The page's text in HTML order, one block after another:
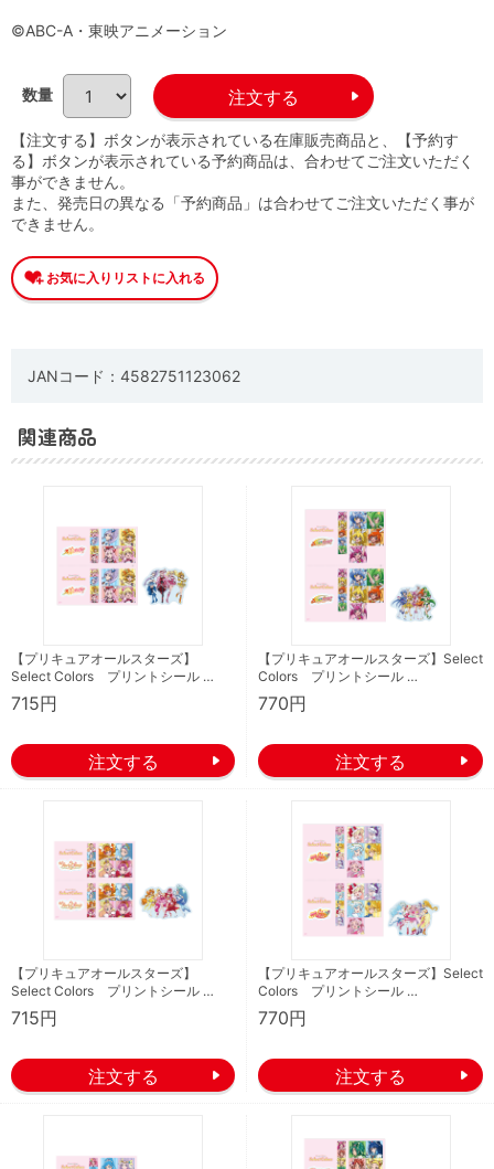
©ABC-A・東映アニメーション
数量
【注文する】ボタンが表示されている在庫販売商品と、【予約す
る】ボタンが表示されている予約商品は、合わせてご注文いただく
事ができません。
また、発売日の異なる「予約商品」は合わせてご注文いただく事が
できません。
JANコード：4582751123062
関連商品
【プリキュアオールスターズ】
Select Colors プリントシール …
715円
【プリキュアオールスターズ】Select
Colors プリントシール …
770円
【プリキュアオールスターズ】
Select Colors プリントシール …
715円
【プリキュアオールスターズ】Select
Colors プリントシール …
770円